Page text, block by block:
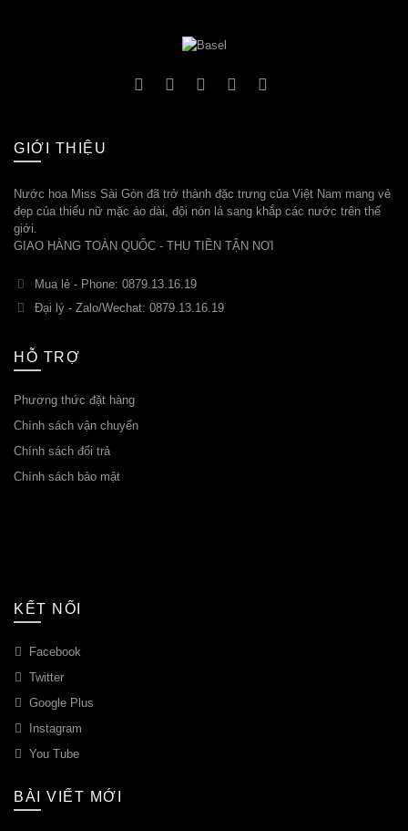
GIỚI THIỆU
Nước hoa Miss Sài Gòn đã trở thành đặc trưng của Việt Nam mang vẻ
đẹp của thiếu nữ mặc áo dài, đội nón lá sang khắp các nước trên thế
giới.
GIAO HÀNG TOÀN QUỐC - THU TIỀN TẬN NƠI
Mua lẻ - Phone: 0879.13.16.19
Đại lý - Zalo/Wechat: 0879.13.16.19
HỖ TRỢ
Phương thức đặt hàng
Chính sách vận chuyển
Chính sách đổi trả
Chính sách bảo mật
KẾT NỐI
Facebook
Twitter
Google Plus
Instagram
You Tube
BÀI VIẾT MỚI